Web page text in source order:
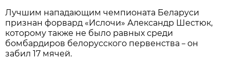
Лучшим нападающим чемпионата Беларуси
признан форвард «Ислочи» Александр Шестюк,
которому также не было равных среди
бомбардиров белорусского первенства– он
забил 17 мячей.